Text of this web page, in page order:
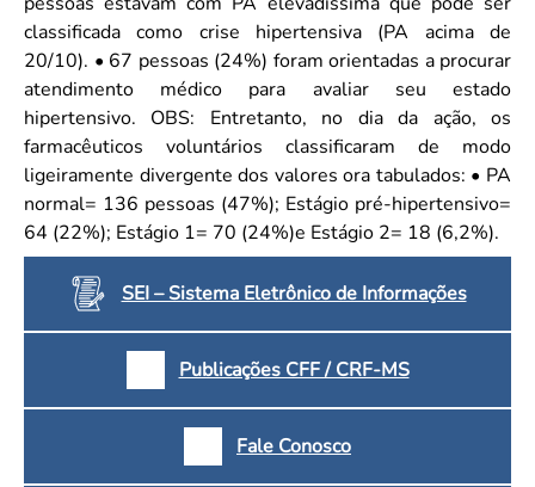
classificada como crise hipertensiva (PA acima de
20/10). • 67 pessoas (24%) foram orientadas a procurar
atendimento médico para avaliar seu estado
hipertensivo. OBS: Entretanto, no dia da ação, os
farmacêuticos voluntários classificaram de modo
ligeiramente divergente dos valores ora tabulados: • PA
normal= 136 pessoas (47%); Estágio pré-hipertensivo=
64 (22%); Estágio 1= 70 (24%)e Estágio 2= 18 (6,2%).
SEI – Sistema Eletrônico de Informações
Publicações CFF / CRF-MS
Fale Conosco